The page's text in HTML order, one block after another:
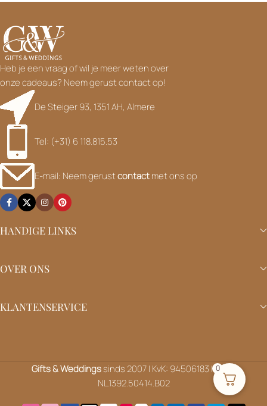
Heb je een vraag of wil je meer weten over
onze cadeaus? Neem gerust contact op!
De Steiger 93, 1351 AH, Almere
Tel: (+31) 6 118.815.53
E-mail: Neem gerustcontactmet ons op
HANDIGE LINKS
OVER ONS
KLANTENSERVICE
Gifts & Weddingssinds 2007 | KvK: 94506183 | BTW:
NL.1392.50414.B02
0